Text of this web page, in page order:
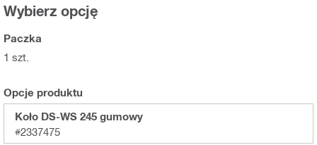
Wybierz opcję
Paczka
1 szt.
Opcje produktu
Koło DS-WS 245 gumowy
#2337475